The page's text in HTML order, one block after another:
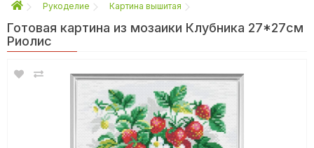
Рукоделие Картина вышитая
Готовая картина из мозаики Клубника 27*27см
Риолис